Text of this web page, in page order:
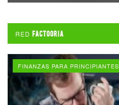
RED FACTOORIA
FINANZAS PARA PRINCIPIANTES